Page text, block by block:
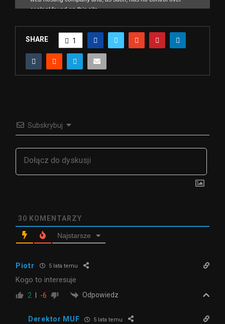
SHARE 1
Subskrybuj
30 KOMENTARZY
Najstarsze
Piotr 5 lata temu
Kogo to interesuje
2 -6 Odpowiedz
Derektor MUF 5 lata temu